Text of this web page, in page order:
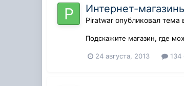
Интернет-
Piratwar опубликовал тема
Подскажите магазин, где
24 августа, 2013 134